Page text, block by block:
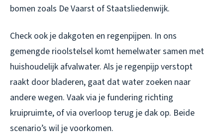
bomen zoals De Vaarst of Staatsliedenwijk.
Check ook je dakgoten en regenpijpen. In ons
gemengde rioolstelsel komt hemelwater samen met
huishoudelijk afvalwater. Als je regenpijp verstopt
raakt door bladeren, gaat dat water zoeken naar
andere wegen. Vaak via je fundering richting
kruipruimte, of via overloop terug je dak op. Beide
scenario’s wil je voorkomen.